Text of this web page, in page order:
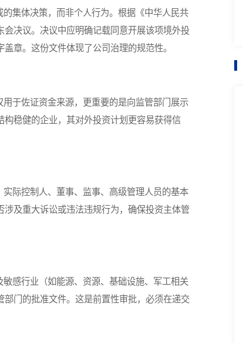
集体决策，而非个人行为。根据《中华人民共
决议。决议中应明确记载同意开展该项境外投
章。这份文件体现了公司治理的规范性。
于佐证资金来源，更重要的是向监管部门展示
稳健的企业，其对外投资计划更容易获得信
际控制人、董事、监事、高级管理人员的基本
及重大诉讼或违法违规行为，确保投资主体管
感行业（如能源、资源、基础设施、军工相关
门的批准文件。这是前置性审批，必须在递交